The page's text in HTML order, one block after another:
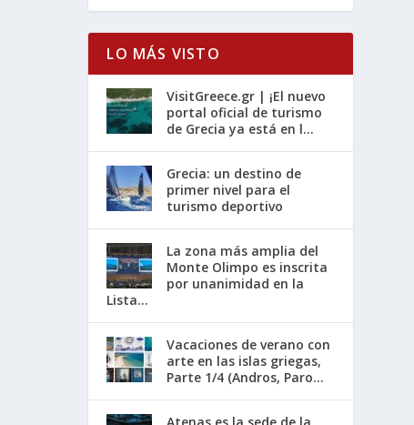
LO MÁS VISTO
VisitGreece.gr | ¡El nuevo
portal oficial de turismo
de Grecia ya está en l...
Grecia: un destino de
primer nivel para el
turismo deportivo
La zona más amplia del
Monte Olimpo es inscrita
por unanimidad en la
Lista...
Vacaciones de verano con
arte en las islas griegas,
Parte 1/4 (Andros, Paro...